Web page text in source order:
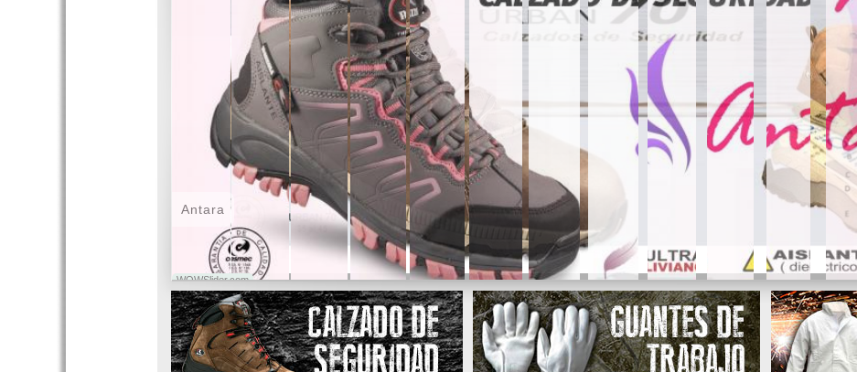
WOWSlider.com
Antara